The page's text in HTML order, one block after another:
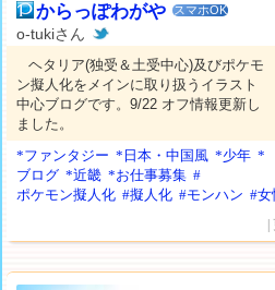
からっぽわがや スマホOK
o-tukiさん
ヘタリア(独受＆土受中心)及びポケモ
ン擬人化をメインに取り扱うイラスト
中心ブログです。9/22 オフ情報更新し
ました。
*ファンタジー *日本・中国風 *少年 *
ブログ *近畿 *お仕事募集 #
ポケモン擬人化 #擬人化 #モンハン #女